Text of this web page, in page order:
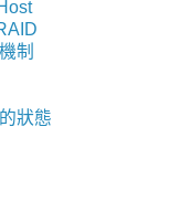
制
狀態